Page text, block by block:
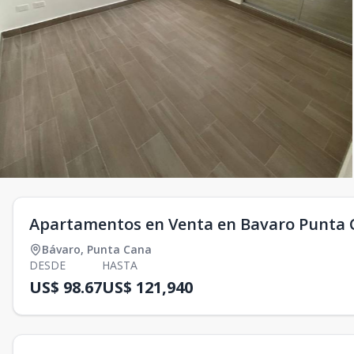
Apartamentos en Venta en Bavaro Punta
Bávaro, Punta Cana
DESDE
US$ 98.67
HASTA
US$ 121,940